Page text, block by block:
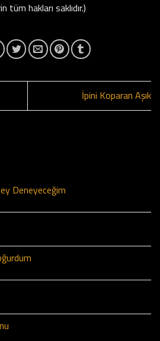
tüm hakları saklıdır.)
İpini Koparan Aşık
Deneyeceğim